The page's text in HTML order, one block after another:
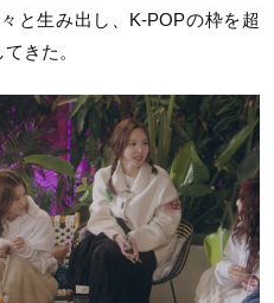
と生み出し、K-POPの枠を超
きた。